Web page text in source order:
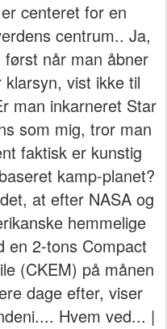
centeret for en
centrum.. Ja,
når man åbner
vist ikke til
man inkarneret Star
som mig, tror man
faktisk er kunstig
kamp-planet?
at efter NASA og
hemmelige
en 2-tons Compact
(CKEM) på månen
dage efter, viser
Hvem ved... |